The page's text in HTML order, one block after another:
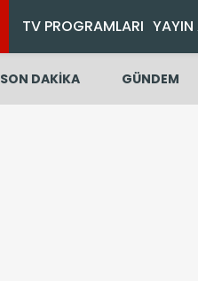
TV PROGRAMLARI YAYIN
SON DAKİKA GÜNDEM